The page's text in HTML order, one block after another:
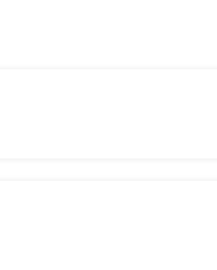
senza complicazioni.
del mercato.
piattaforme e dApp.